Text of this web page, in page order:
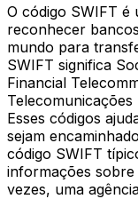
O código SWIFT é
reconhecer
mundo para
SWIFT significa
Financial
Esses códigos
sejam
código SWIFT
informações
vezes, uma